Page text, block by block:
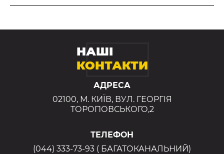
НАШІ
КОНТАКТИ
АДРЕСА
02100, М. КИЇВ, ВУЛ. ГЕОРГІЯ
ТОРОПОВСЬКОГО,2
ТЕЛЕФОН
(044) 333-73-93 ( БАГАТОКАНАЛЬНИЙ)